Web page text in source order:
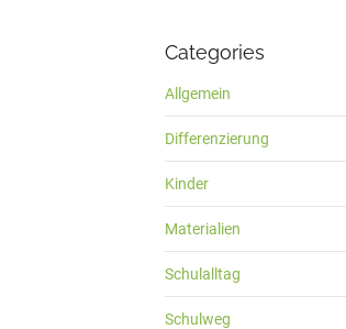
Categories
Allgemein
Differenzierung
Kinder
Materialien
Schulalltag
Schulweg